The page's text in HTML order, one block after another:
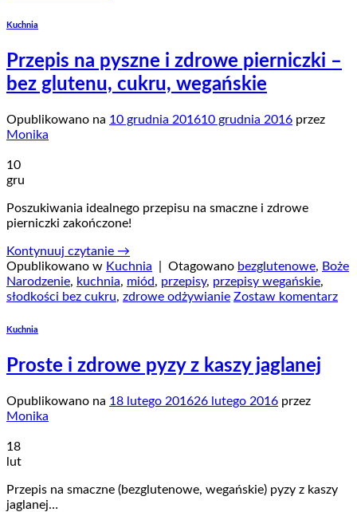
Kuchnia
Przepis na pyszne i zdrowe pierniczki –
bez glutenu, cukru, wegańskie
Opublikowano na 10 grudnia 201610 grudnia 2016 przez
Monika
10
gru
Poszukiwania idealnego przepisu na smaczne i zdrowe
pierniczki zakończone!
Kontynuuj czytanie →
Opublikowano w Kuchnia Otagowano bezglutenowe, Boże
Narodzenie, kuchnia, miód, przepisy, przepisy wegańskie,
słodkości bez cukru, zdrowe odżywianie Zostaw komentarz
Kuchnia
Proste i zdrowe pyzy z kaszy jaglanej
Opublikowano na 18 lutego 201626 lutego 2016 przez
Monika
18
lut
Przepis na smaczne (bezglutenowe, wegańskie) pyzy z kaszy
jaglanej…